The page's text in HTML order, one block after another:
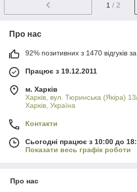
1 / 2
Про нас
92% позитивних з 1470 відгуків за
Працює з 19.12.2011
м. Харків
Харків, вул. Тюринська (Якіра)
Харків, Україна
Контакти
Сьогодні працює з 10:00 до
Показати весь графік роботи
Про нас